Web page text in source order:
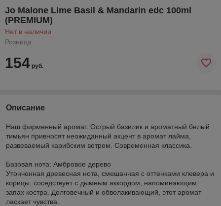
Jo Malone Lime Basil & Mandarin edc 100ml
(PREMIUM)
Нет в наличии
Розница
154 руб.
Описание
Наш фирменный аромат. Острый базилик и ароматный белый
тимьян привносят неожиданный акцент в аромат лайма,
развеваемый карибским ветром. Современная классика.
Базовая нота: Амбровое дерево
Утонченная древесная нота, смешанная с оттенками клевера и
корицы, соседствует с дымным аккордом, напоминающим
запах костра. Долговечный и обволакивающий, этот аромат
ласкает чувства.